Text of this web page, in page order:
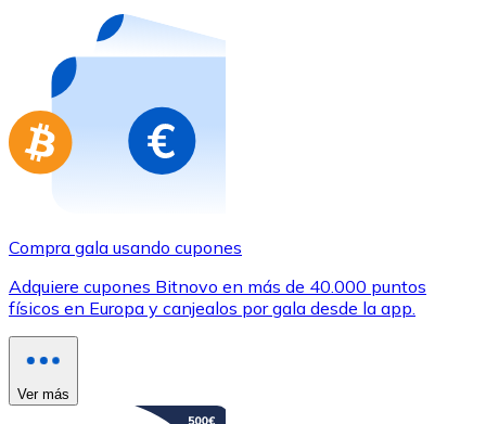
Compra tarjetas regalo de tus marcas favoritas con
Ir a la tienda de tarjetas regalo
Compra gala usando cupones
Adquiere cupones Bitnovo en más de 40.000 puntos
físicos en Europa y canjealos por gala desde la app.
Ver más